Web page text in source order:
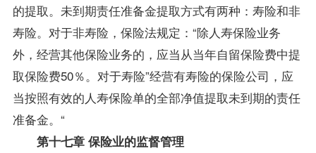
的提取。未到期责任准备金提取方式有两种：寿险和非
寿险。对于非寿险，保险法规定：“除人寿保险业务
外，经营其他保险业务的，应当从当年自留保险费中提
取保险费50％。对于寿险”经营有寿险的保险公司，应
当按照有效的人寿保险单的全部净值提取未到期的责任
准备金。“
第十七章 保险业的监督管理